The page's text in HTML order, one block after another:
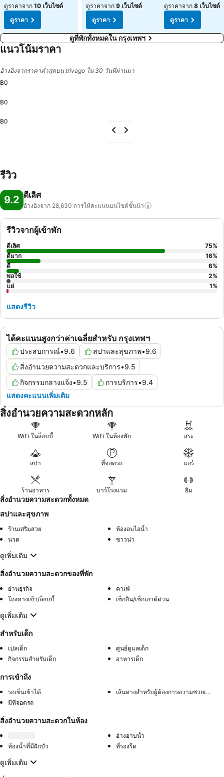
ดูราคาจาก 10 เว็บไซต์
ดูราคา
ดูราคาจาก 9 เว็บไซต์
ดูราคา
ดูราคาจาก 8 เว็บไซต์
ดูราคา
ดูที่พักทั้งหมดใน กรุงเทพฯ
แนวโน้มราคา
อ้างอิงจากราคาต่ำสุดบน trivago ใน 30 วันที่ผ่านมา
฿0
฿0
฿0
รีวิว
9.2 ดีเลิศ
อ้างอิงจาก 28,630 การให้คะแนนบนไซต์ชั้นนำ
ได้คะแนนสูงกว่าค่าเฉลี่ยสำหรับ กรุงเทพฯ
ประสบการณ์•9.6 สปาและสุขภาพ•9.6
สิ่งอำนวยความสะดวกและบริการ•9.5
กิจกรรมกลางแจ้ง•9.5 การบริการ•9.4
แสดงคะแนนเพิ่มเติม
รีวิวจากผู้เข้าพัก
ดีเลิศ 75%
ดีมาก
16%
ดี
6%
พอใช้
2%
แย่
1%
แสดงรีวิว
สิ่งอำนวยความสะดวกหลัก
WiFi ในล็อบบี้ WiFi ในห้องพัก สระ
สปา ที่จอดรถ แอร์
ร้านอาหาร บาร์โรงแรม ยิม
สิ่งอำนวยความสะดวกทั้งหมด
สปาและสุขภาพ
ร้านเสริมสวย
ห้องอบไอน้ำ
นวด
ซาวน่า
ดูเพิ่มเติม
สิ่งอำนวยความสะดวกของที่พัก
ย่านธุรกิจ
คาเฟ่
โถงทางเข้า/ล็อบบี้
เช็กอิน/เช็กเอาต์ด่วน
ดูเพิ่มเติม
สำหรับเด็ก
เปลเด็ก
ศูนย์ดูแลเด็ก
กิจกรรมสำหรับเด็ก
อาหารเด็ก
การเข้าถึง
รถเข็นเข้าได้
เส้นทางสำหรับผู้ต้องการความช่วยเหลือพิเศษ
มีที่จอดรถ
สิ่งอำนวยความสะดวกในห้อง
อ่างอาบน้ำ
ห้องน้ำที่มีฝักบัว
ที่รองรีด
ดูเพิ่มเติม